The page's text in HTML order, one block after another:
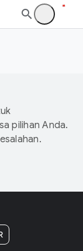
pilihan Anda.